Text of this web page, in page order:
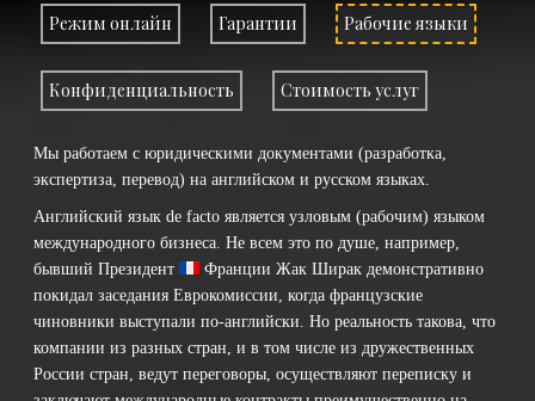
Режим онлайн Гарантии Рабочие языки
Конфиденциальность Стоимость услуг
Мы работаем с юридическими документами (разработка,
экспертиза, перевод) на английском и русском языках.
Английский язык de facto является узловым (рабочим) языком
международного бизнеса. Не всем это по душе, например,
бывший Президент
Франции Жак Ширак демонстративно
покидал заседания Еврокомиссии, когда французские
чиновники выступали по-английски. Но реальность такова, что
компании из разных стран, и в том числе из дружественных
России стран, ведут переговоры, осуществляют переписку и